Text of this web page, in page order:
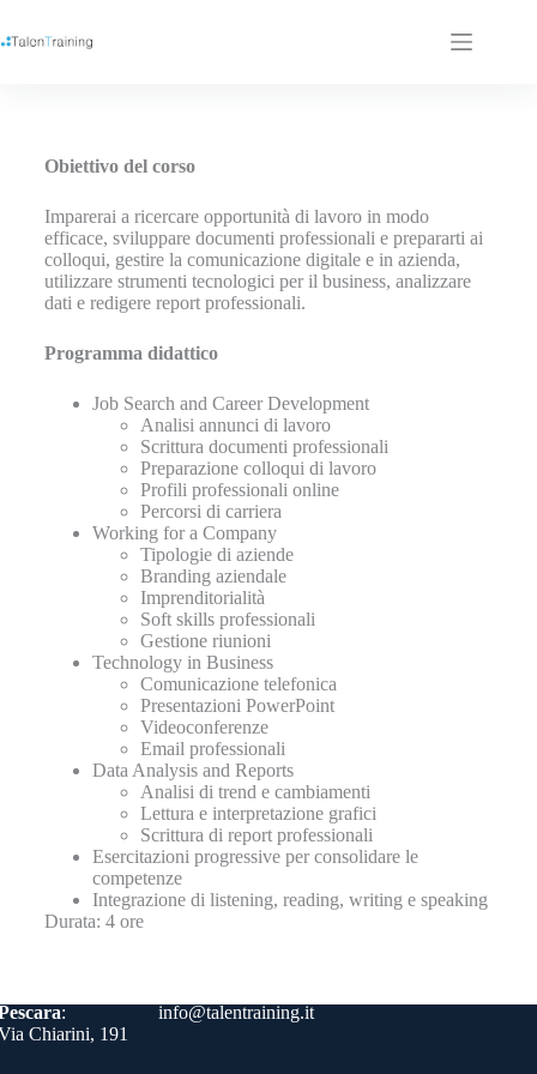
Obiettivo del corso
Imparerai a ricercare opportunità di lavoro in modo
efficace, sviluppare documenti professionali e prepararti ai
colloqui, gestire la comunicazione digitale e in azienda,
utilizzare strumenti tecnologici per il business, analizzare
dati e redigere report professionali.
Programma didattico
Job Search and Career Development
Analisi annunci di lavoro
Scrittura documenti professionali
Preparazione colloqui di lavoro
Profili professionali online
Percorsi di carriera
Working for a Company
Tipologie di aziende
Branding aziendale
Imprenditorialità
Soft skills professionali
Gestione riunioni
Technology in Business
Comunicazione telefonica
Presentazioni PowerPoint
Videoconferenze
Email professionali
Data Analysis and Reports
Analisi di trend e cambiamenti
Lettura e interpretazione grafici
Scrittura di report professionali
Esercitazioni progressive per consolidare le
competenze
Integrazione di listening, reading, writing e speaking
Durata: 4 ore
info@talentraining.it
:
Chiarini, 191